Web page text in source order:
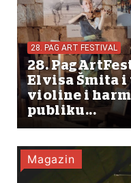
28. PAG ART FESTIVAL
28.
Elvisa Šmita
violine i
publiku...
Magazin